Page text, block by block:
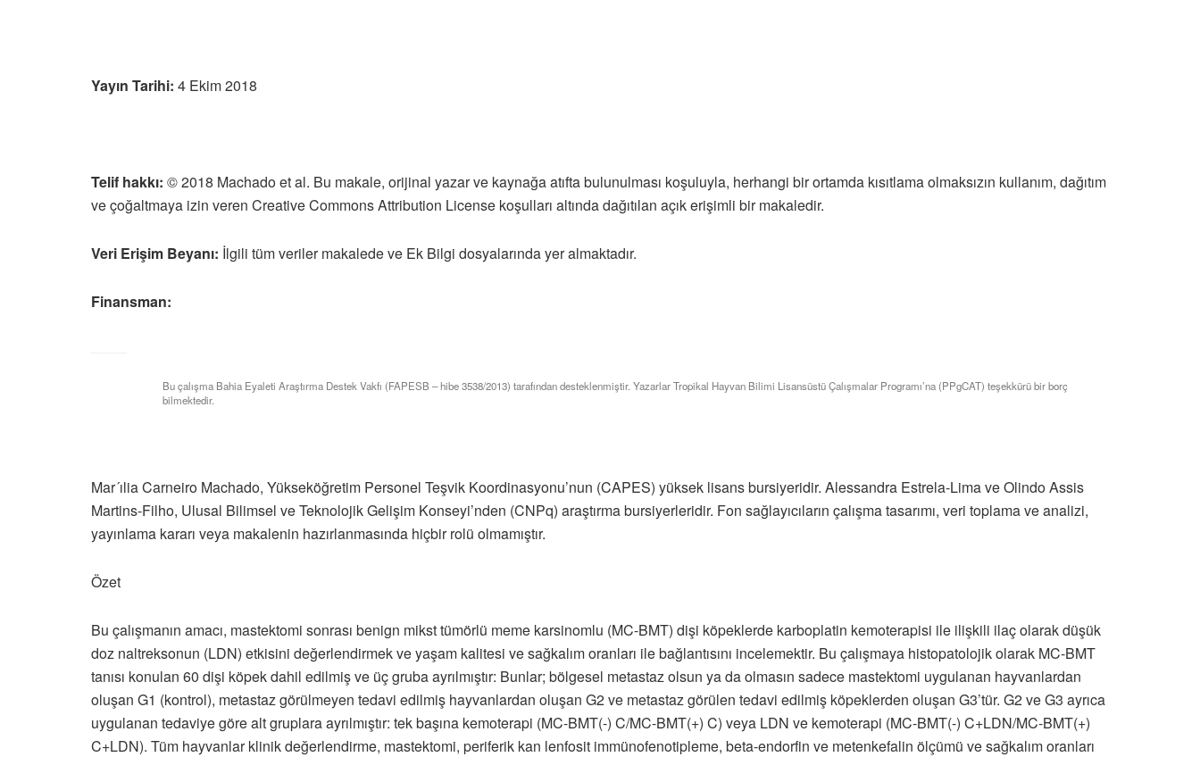
Yayın Tarihi: 4 Ekim 2018
Telif hakkı: © 2018 Machado et al. Bu makale, orijinal yazar ve kaynağa atıfta bulunulması koşuluyla, herhangi bir ortamda kısıtlama olmaksızın kullanım, dağıtım
ve çoğaltmaya izin veren Creative Commons Attribution License koşulları altında dağıtılan açık erişimli bir makaledir.
Veri Erişim Beyanı: İlgili tüm veriler makalede ve Ek Bilgi dosyalarında yer almaktadır.
Finansman:
Bu çalışma Bahia Eyaleti Araştırma Destek Vakfı (FAPESB – hibe 3538/2013) tarafından desteklenmiştir. Yazarlar Tropikal Hayvan Bilimi Lisansüstü Çalışmalar Programı’na (PPgCAT) teşekkürü bir borç
bilmektedir.
Mar´ılia Carneiro Machado, Yükseköğretim Personel Teşvik Koordinasyonu’nun (CAPES) yüksek lisans bursiyeridir. Alessandra Estrela-Lima ve Olindo Assis
Martins-Filho, Ulusal Bilimsel ve Teknolojik Gelişim Konseyi’nden (CNPq) araştırma bursiyerleridir. Fon sağlayıcıların çalışma tasarımı, veri toplama ve analizi,
yayınlama kararı veya makalenin hazırlanmasında hiçbir rolü olmamıştır.
Özet
Bu çalışmanın amacı, mastektomi sonrası benign mikst tümörlü meme karsinomlu (MC-BMT) dişi köpeklerde karboplatin kemoterapisi ile ilişkili ilaç olarak düşük
doz naltreksonun (LDN) etkisini değerlendirmek ve yaşam kalitesi ve sağkalım oranları ile bağlantısını incelemektir. Bu çalışmaya histopatolojik olarak MC-BMT
tanısı konulan 60 dişi köpek dahil edilmiş ve üç gruba ayrılmıştır: Bunlar; bölgesel metastaz olsun ya da olmasın sadece mastektomi uygulanan hayvanlardan
oluşan G1 (kontrol), metastaz görülmeyen tedavi edilmiş hayvanlardan oluşan G2 ve metastaz görülen tedavi edilmiş köpeklerden oluşan G3’tür. G2 ve G3 ayrıca
uygulanan tedaviye göre alt gruplara ayrılmıştır: tek başına kemoterapi (MC-BMT(-) C/MC-BMT(+) C) veya LDN ve kemoterapi (MC-BMT(-) C+LDN/MC-BMT(+)
C+LDN). Tüm hayvanlar klinik değerlendirme, mastektomi, periferik kan lenfosit immünofenotipleme, beta-endorfin ve metenkefalin ölçümü ve sağkalım oranları